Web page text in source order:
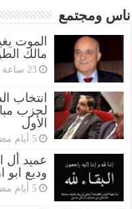
ناس ومجتمع
الموت
مالك
‏23 ساعة مضت
انتخاب
لحزب
الأول
‏5 أيام مضت
عميد أل
وديع ابو
‏5 أيام مضت